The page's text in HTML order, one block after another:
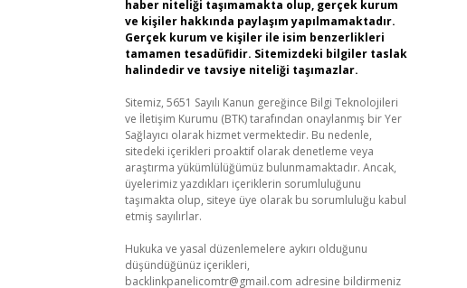
haber niteliği taşımamakta olup, gerçek kurum
ve kişiler hakkında paylaşım yapılmamaktadır.
Gerçek kurum ve kişiler ile isim benzerlikleri
tamamen tesadüfidir. Sitemizdeki bilgiler taslak
halindedir ve tavsiye niteliği taşımazlar.
Sitemiz, 5651 Sayılı Kanun gereğince Bilgi Teknolojileri
ve İletişim Kurumu (BTK) tarafından onaylanmış bir Yer
Sağlayıcı olarak hizmet vermektedir. Bu nedenle,
sitedeki içerikleri proaktif olarak denetleme veya
araştırma yükümlülüğümüz bulunmamaktadır. Ancak,
üyelerimiz yazdıkları içeriklerin sorumluluğunu
taşımakta olup, siteye üye olarak bu sorumluluğu kabul
etmiş sayılırlar.
Hukuka ve yasal düzenlemelere aykırı olduğunu
düşündüğünüz içerikleri,
backlinkpanelicomtr@gmail.com adresine bildirmeniz